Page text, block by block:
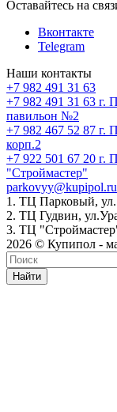
Оставайтесь на
Вконтакте
Telegram
Наши контакты
+7 982 491 31 63
+7 982 491 31 63 г.
павильон №2
+7 982 467 52 87 г.
корп.2
+7 922 501 67 20 г.
"Строймастер"
parkovyy@kupipol.ru
1. ТЦ Парковый,
2. ТЦ Гудвин,
3. ТЦ
2026 © Купипол -
Найти